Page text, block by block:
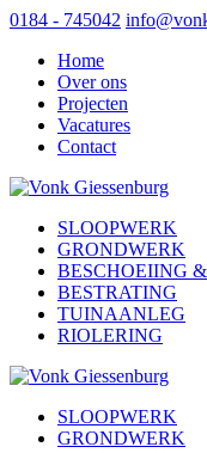
0184 - 745042
Home
Over ons
Projecten
Vacatures
Contact
SLOOPWERK
GRONDWERK
BESCHOEIING
BESTRATING
TUINAANLEG
RIOLERING
SLOOPWERK
GRONDWERK